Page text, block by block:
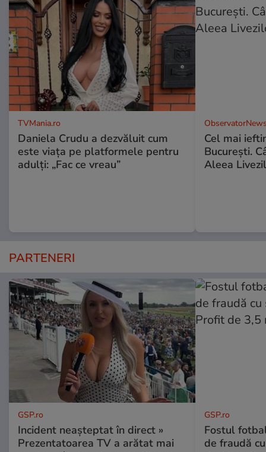
TVMania.ro
Daniela Crudu a dezvăluit cum
este viața pe platformele pentru
adulți: „Fac ce vreau”
Cel mai
Bucureşti.
Aleea
PARTENERI
GSP.ro
Incident neașteptat în direct »
Prezentatoarea TV a arătat mai
GSP.ro
Fostul
de fraudă